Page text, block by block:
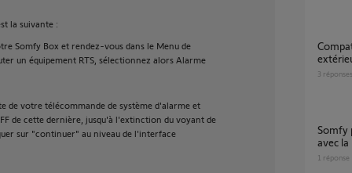
la suivante :
Somfy Box et rendez-vous dans le Menu de
un équipement RTS, sélectionnez alors Alarme
de votre télécommande de système d'alarme et
de cette dernière, jusqu'à l'extinction du voyant de
sur "continuer" au niveau de l'interface
Compatibilité Alarme ASR 5300 avec sirène
3 réponses
Somfy protexiom 5000 GSM et compatible
avec
1 réponse